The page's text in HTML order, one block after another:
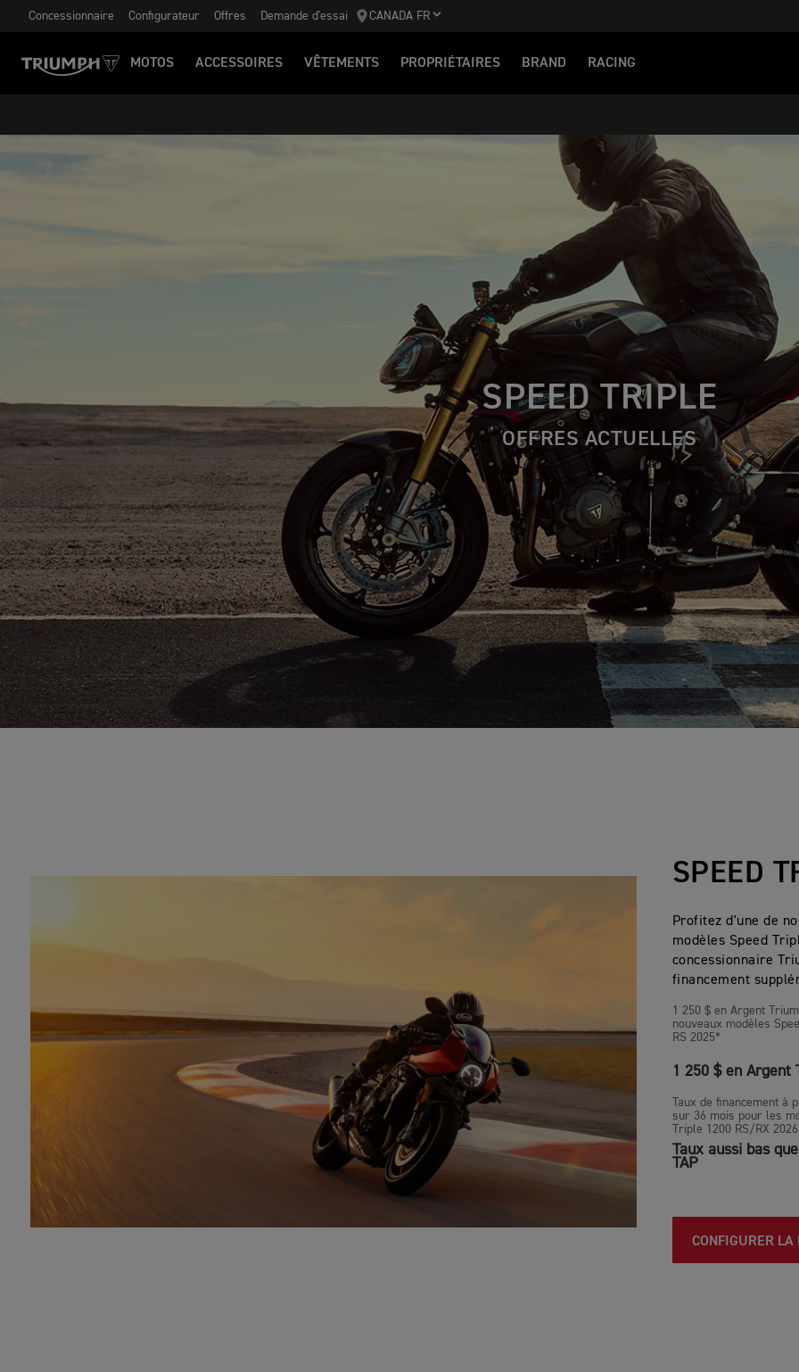
Concessionnaire Configurateur Offres Demande d'essai CANADA FR
MOTOS ACCESSOIRES VÊTEMENTS PROPRIÉTAIRES BRAND RACING
SPEED TRIPLE
OFFRES ACTUELLES
SPEED
Profitez d'une de
modèles Speed
concessionnaire
financement
1 250 $ en Argent
nouveaux modèles
RS 2025*
1 250 $ en Argent
Taux de financement à
sur 36 mois pour les
Triple 1200 RS/RX
Taux aussi bas
TAP
CONFIGURER LA